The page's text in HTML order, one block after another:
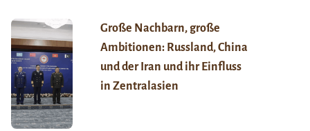
Große Nachbarn, große
Ambitionen: Russland, China
und der Iran und ihr Einfluss
in Zentralasien